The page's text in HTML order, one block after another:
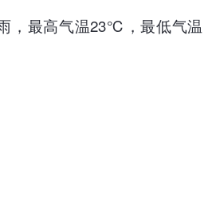
，最高气温23℃，最低气温